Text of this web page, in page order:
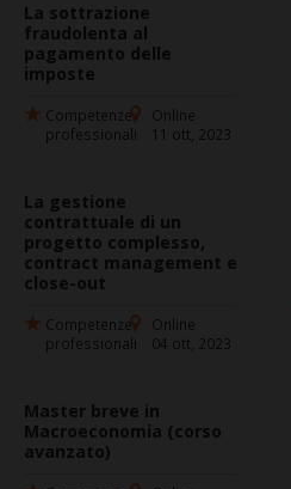
La sottrazione
fraudolenta al
pagamento delle
imposte
Competenze
professionali
Online
11 ott, 2023
La gestione
contrattuale di un
progetto complesso,
contract management e
close-out
Competenze
professionali
Online
04 ott, 2023
Master breve in
Macroeconomia (corso
avanzato)